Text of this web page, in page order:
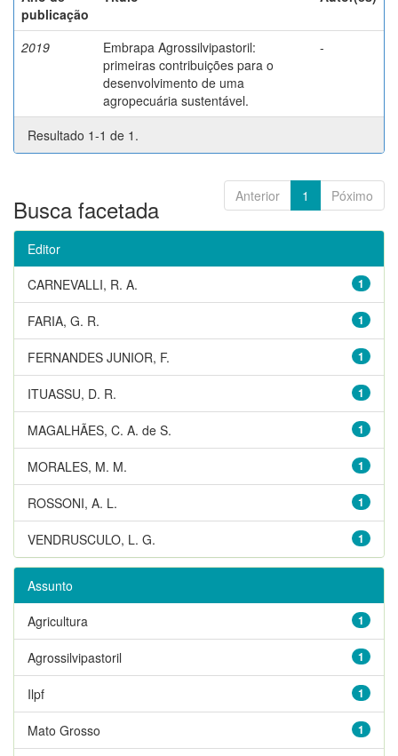
publicação
2019
Embrapa Agrossilvipastoril:
primeiras contribuições para o
desenvolvimento de uma
agropecuária sustentável.
-
Resultado 1-1 de 1.
Anterior 1 Póximo
Busca facetada
Editor
1
CARNEVALLI, R. A.
1
FARIA, G. R.
1
FERNANDES JUNIOR, F.
1
ITUASSU, D. R.
1
MAGALHÃES, C. A. de S.
1
MORALES, M. M.
1
ROSSONI, A. L.
1
VENDRUSCULO, L. G.
Assunto
1
Agricultura
1
Agrossilvipastoril
1
Ilpf
1
Mato Grosso